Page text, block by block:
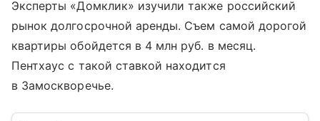
Эксперты «Домклик» изучили также российский
рынок долгосрочной аренды. Съем самой дорогой
квартиры обойдется в 4 млн руб. в месяц.
Пентхаус с такой ставкой находится
в Замоскворечье.